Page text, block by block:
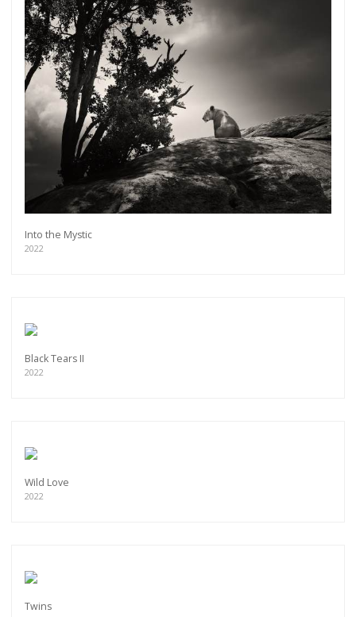
Into the Mystic
2022
Black Tears II
2022
Wild Love
2022
Twins